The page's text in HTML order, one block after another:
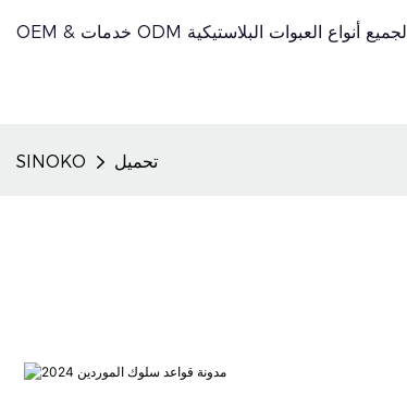
OEM & خدمات ODM لجميع أنواع العبوات البلاستيكية
SINOKO تحميل